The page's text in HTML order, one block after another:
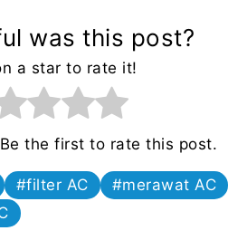
was this post?
a star to rate it!
the first to rate this post.
filter AC
merawat AC